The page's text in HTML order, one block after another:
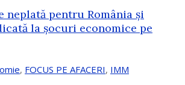
neplată pentru România și
la șocuri economice pe
, FOCUS PE AFACERI, IMM